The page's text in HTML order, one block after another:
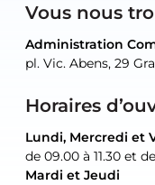
Vous nous
Administration
pl. Vic. Abens, 29
Horaires
Lundi, Mercredi et
de 09.00 à 11.30 et
Mardi et Jeudi
Administration
pl. Vic. Abens, 29
Lundi, Mercredi et
de 09.00 à 11.30 et
Mardi et Jeudi
Administration
pl. Vic. Abens, 29
uniquement sur
Administration
pl. Vic. Abens, 29
uniquement sur
Atelier Communal
30, rue Neugarten,
uniquement sur